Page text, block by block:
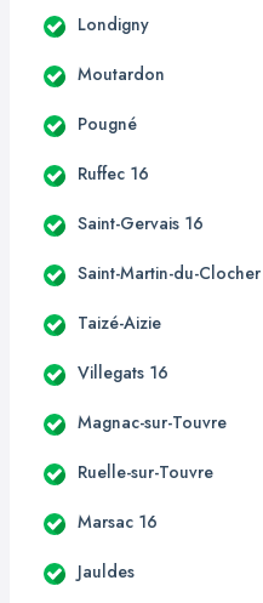
Londigny
Moutardon
Pougné
Ruffec 16
Saint-Gervais 16
Saint-Martin-du-Clocher
Taizé-Aizie
Villegats 16
Magnac-sur-Touvre
Ruelle-sur-Touvre
Marsac 16
Jauldes